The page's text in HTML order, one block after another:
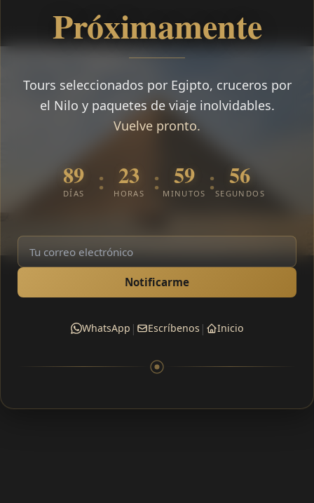
Próximamente
Tours seleccionados por Egipto, cruceros por
el Nilo y paquetes de viaje inolvidables.
Vuelve pronto.
89
DÍAS : 23
HORAS : 59
MINUTOS : 55
SEGUNDOS
Notificarme
WhatsApp | Escríbenos | Inicio